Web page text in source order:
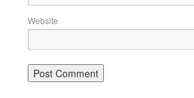
Website